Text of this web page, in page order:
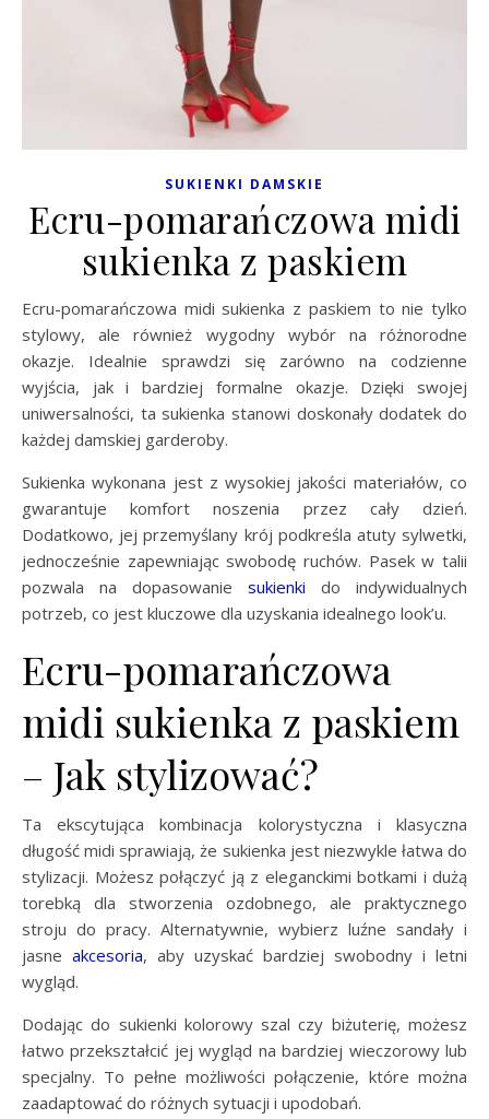
SUKIENKI DAMSKIE
Ecru-pomarańczowa midi
sukienka z paskiem
Ecru-pomarańczowa midi sukienka z paskiem to nie tylko
stylowy, ale również wygodny wybór na różnorodne
okazje. Idealnie sprawdzi się zarówno na codzienne
wyjścia, jak i bardziej formalne okazje. Dzięki swojej
uniwersalności, ta sukienka stanowi doskonały dodatek do
każdej damskiej garderoby.
Sukienka wykonana jest z wysokiej jakości materiałów, co
gwarantuje komfort noszenia przez cały dzień.
Dodatkowo, jej przemyślany krój podkreśla atuty sylwetki,
jednocześnie zapewniając swobodę ruchów. Pasek w talii
pozwala na dopasowanie sukienki do indywidualnych
potrzeb, co jest kluczowe dla uzyskania idealnego look’u.
Ecru-pomarańczowa
midi sukienka z paskiem
– Jak stylizować?
Ta ekscytująca kombinacja kolorystyczna i klasyczna
długość midi sprawiają, że sukienka jest niezwykle łatwa do
stylizacji. Możesz połączyć ją z eleganckimi botkami i dużą
torebką dla stworzenia ozdobnego, ale praktycznego
stroju do pracy. Alternatywnie, wybierz luźne sandały i
jasne akcesoria, aby uzyskać bardziej swobodny i letni
wygląd.
Dodając do sukienki kolorowy szal czy biżuterię, możesz
łatwo przekształcić jej wygląd na bardziej wieczorowy lub
specjalny. To pełne możliwości połączenie, które można
zaadaptować do różnych sytuacji i upodobań.